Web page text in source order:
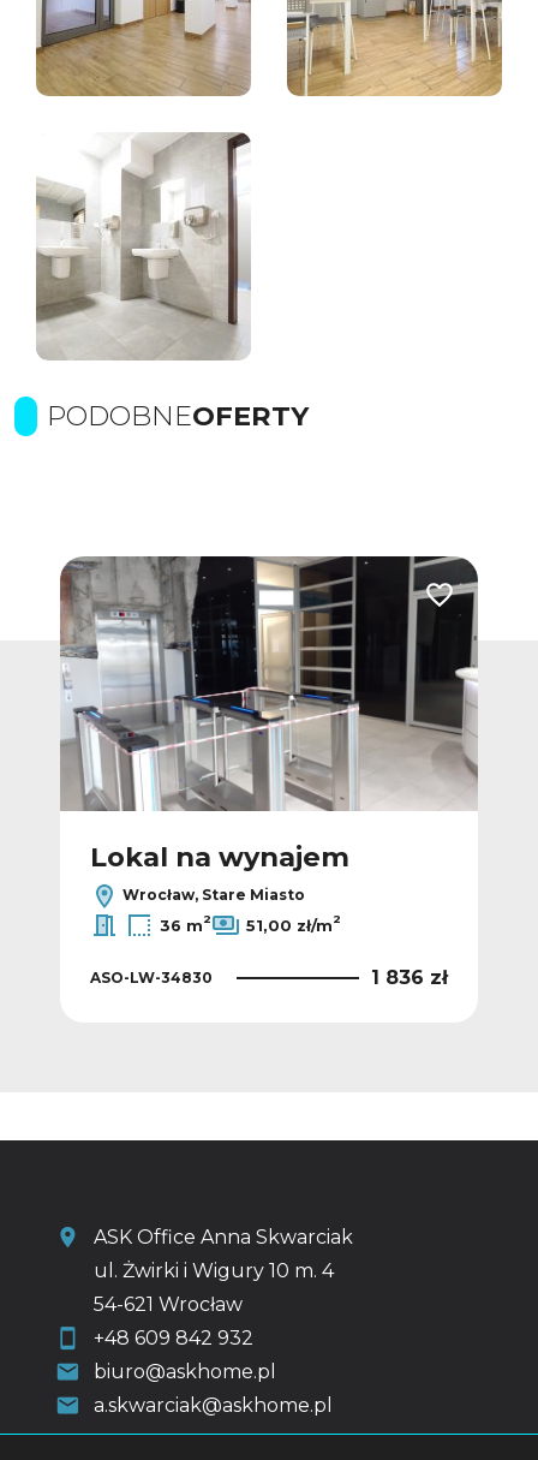
PODOBNEOFERTY
Dodaj do ulubionych Dodaj do
Lokal na wynajem
Wrocław, Stare Miasto
36 m2 51,00 zł/m2
ASO-LW-34830 1 836 zł
ASK Office Anna Skwarciak
ul. Żwirki i Wigury 10 m. 4
54-621 Wrocław
+48 609 842 932
biuro@askhome.pl
a.skwarciak@askhome.pl